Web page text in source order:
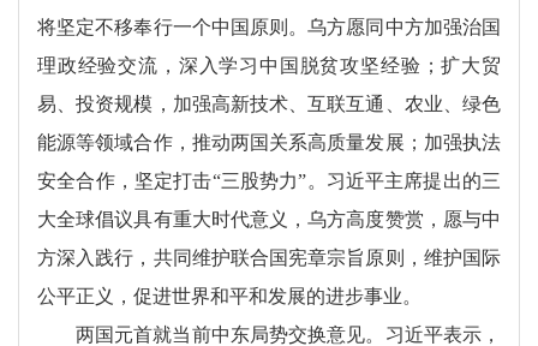
将坚定不移奉行一个中国原则。乌方愿同中方加强治国
理政经验交流，深入学习中国脱贫攻坚经验；扩大贸
易、投资规模，加强高新技术、互联互通、农业、绿色
能源等领域合作，推动两国关系高质量发展；加强执法
安全合作，坚定打击“三股势力”。习近平主席提出的三
大全球倡议具有重大时代意义，乌方高度赞赏，愿与中
方深入践行，共同维护联合国宪章宗旨原则，维护国际
公平正义，促进世界和平和发展的进步事业。
两国元首就当前中东局势交换意见。习近平表示，